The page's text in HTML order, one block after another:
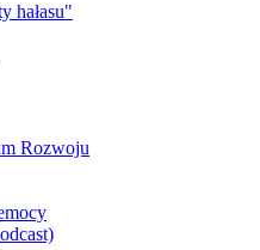
hałasu"
Rozwoju